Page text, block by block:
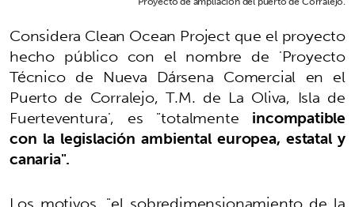
Considera Clean Ocean Project que el proyecto
hecho público con el nombre de 'Proyecto
Técnico de Nueva Dársena Comercial en el
Puerto de Corralejo, T.M. de La Oliva, Isla de
Fuerteventura', es "totalmente incompatible
con la legislación ambiental europea, estatal y
canaria".